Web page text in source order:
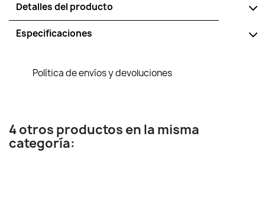
Detalles del producto
Especificaciones
Política de envíos y devoluciones
4 otros productos en la misma
categoría: